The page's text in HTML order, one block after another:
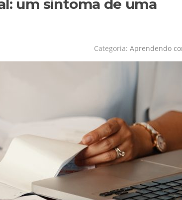
um sintoma de uma
Categoria: Aprendendo